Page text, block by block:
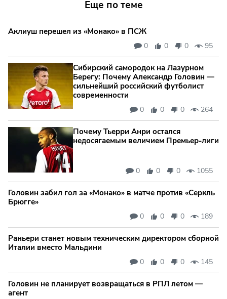
Еще по теме
Аклиуш перешел из «Монако» в ПСЖ
0 0 0 95
Сибирский самородок на Лазурном
Берегу: Почему Александр Головин —
сильнейший российский футболист
современности
0 0 0 264
Почему Тьерри Анри остался
недосягаемым величием Премьер-лиги
0 0 0 1055
Головин забил гол за «Монако» в матче против «Серкль
Брюгге»
0 0 0 189
Раньери станет новым техническим директором сборной
Италии вместо Мальдини
0 0 0 145
Головин не планирует возвращаться в РПЛ летом —
агент